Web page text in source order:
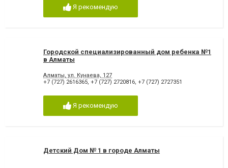
Я рекомендую
Городской специализированный дом ребенка №1
в Алматы
Алматы, ул. Кунаева, 127
+7 (727) 2616365 +7 (727) 2720816 +7 (727) 2727351
Я рекомендую
Детский Дом № 1 в городе Алматы